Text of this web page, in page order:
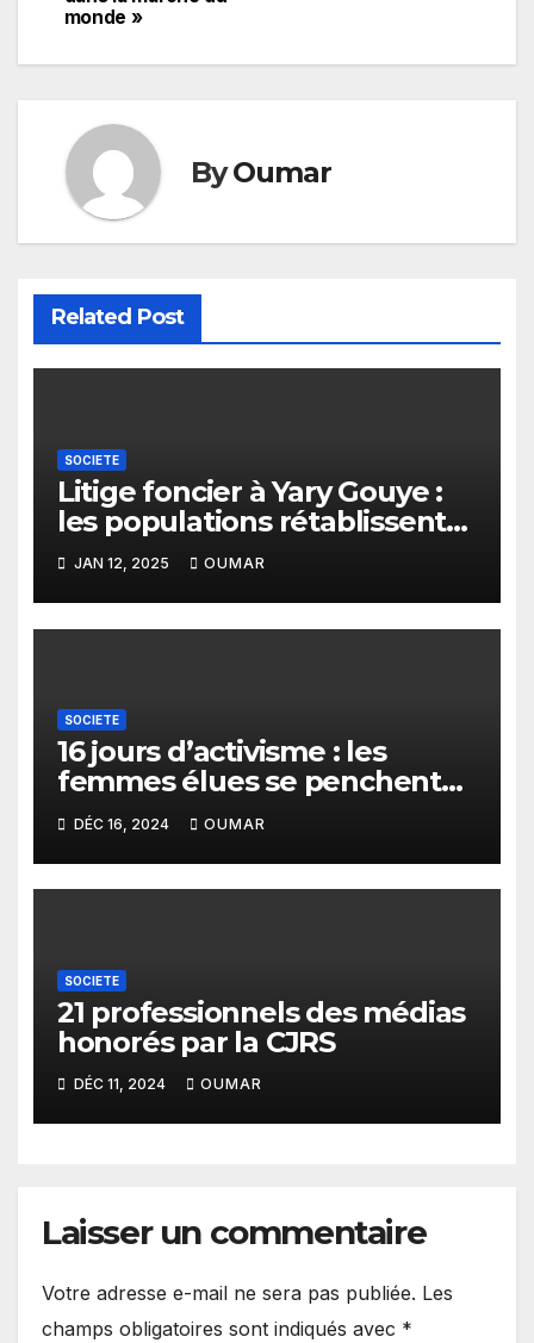
l’article
monde »
ByOumar
Related Post
SOCIETE
Litige foncier à Yary Gouye :
les populations rétablissent
la vérité
JAN 12, 2025 OUMAR
SOCIETE
16 jours d’activisme : les
femmes élues se penchent
sur les violences faites aux
filles et aux femmes
DÉC 16, 2024 OUMAR
SOCIETE
21 professionnels des médias
honorés par la CJRS
DÉC 11, 2024 OUMAR
Laisser un commentaire
Votre adresse e-mail ne sera pas publiée. Les
champs obligatoires sont indiqués avec *